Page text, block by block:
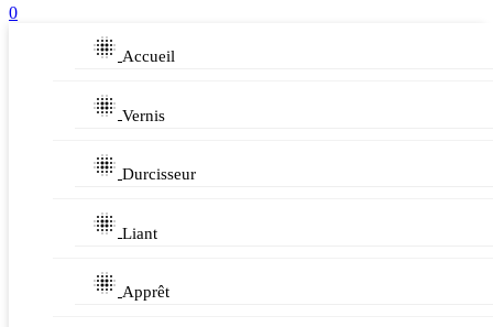
0
 Accueil
 Vernis
 Durcisseur
 Liant
 Apprêt